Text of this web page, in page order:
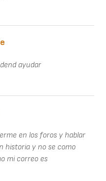
ayudar
en los foros y hablar
historia y no se como
mi correo es